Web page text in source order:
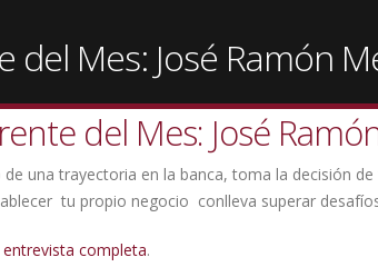
del Mes: José Ramón
del Mes: José
de una trayectoria en la banca, toma la decisión
tu propio negocio conlleva superar
entrevista completa.